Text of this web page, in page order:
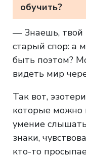
обучить?
— Знаешь, твой
старый спор: а
быть поэтом?
видеть мир
Так вот,
которые можно
умение
знаки,
кто-то